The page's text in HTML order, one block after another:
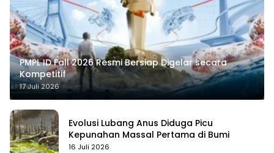
PMPL ID Fall 2026 Resmi Bersiap Digelar secara
Kompetitif
17 Juli 2026
Evolusi Lubang Anus Diduga Picu
Kepunahan Massal Pertama di Bumi
16 Juli 2026